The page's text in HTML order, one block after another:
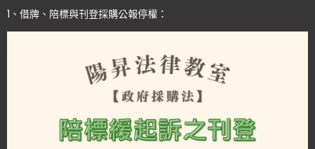
1、借牌、陪標與刊登採購公報停權：